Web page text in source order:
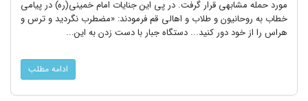
مورد حمله مشابهی قرار گرفت. در پی این جنایات امام خمینی(ره) در پیامی
خطاب به روحانیون و طلاب و اهالی قم فرمودند: «مضطرب نگردید و ترس و
هراس را از خود دور کنید... دستگاه جبار با دست زدن به این...
ادامه مطلب